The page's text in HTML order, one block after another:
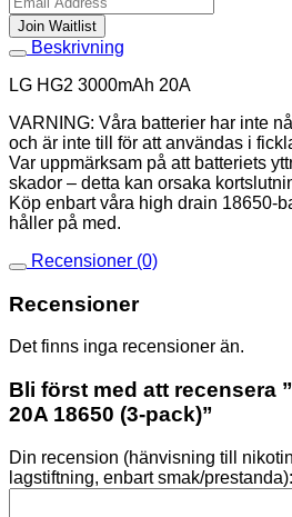
Join Waitlist
Beskrivning
LG HG2 3000mAh 20A
VARNING: Våra batterier har inte
och är inte till för att användas i
Var uppmärksam på att batteriets
skador – detta kan orsaka
Köp enbart våra high drain 18650-
håller på med.
Recensioner (0)
Recensioner
Det finns inga recensioner än.
Bli först med att recensera
20A 18650 (3-pack)”
Din recension (hänvisning till
lagstiftning, enbart smak/prestanda):